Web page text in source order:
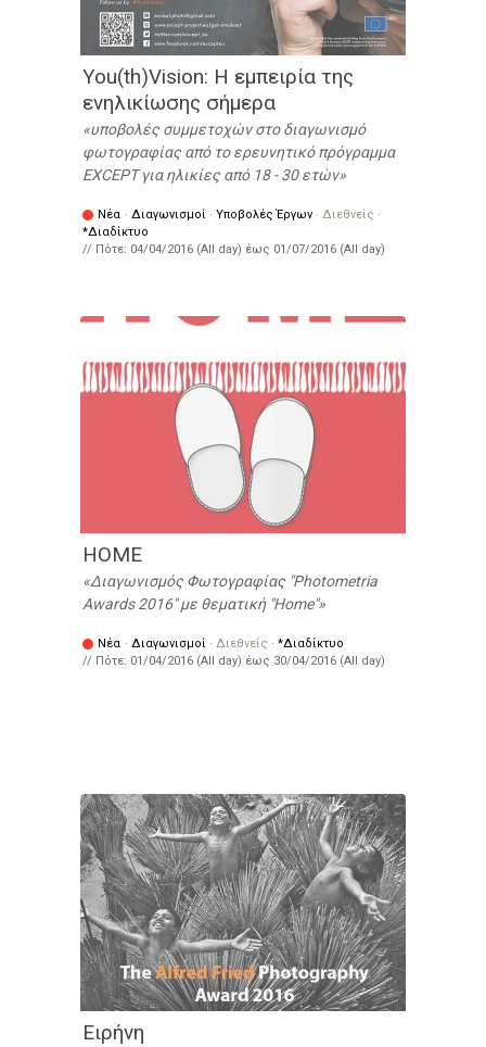
You(th)Vision: Η εμπειρία της
ενηλικίωσης σήμερα
υποβολές συμμετοχών στο διαγωνισμό
φωτογραφίας από το ερευνητικό πρόγραμμα
EXCEPT για ηλικίες από 18 - 30 ετών
Νέα · Διαγωνισμοί · Υποβολές Έργων · Διεθνείς ·
*Διαδίκτυο
// Πότε: 04/04/2016 (All day) έως 01/07/2016 (All day)
HOME
Διαγωνισμός Φωτογραφίας "Photometria
Awards 2016" με θεματική "Home"
Νέα · Διαγωνισμοί · Διεθνείς · *Διαδίκτυο
// Πότε: 01/04/2016 (All day) έως 30/04/2016 (All day)
Ειρήνη